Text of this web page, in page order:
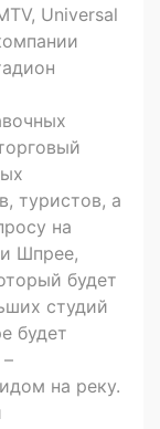
Universal
туристов, а
на
Шпрее,
будет
студий
будет
на реку.